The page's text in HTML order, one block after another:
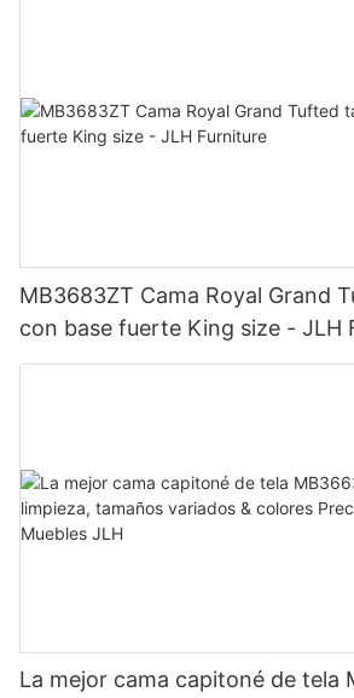
MB3683ZT Cama Royal Grand
con base fuerte King size - JLH
La mejor cama capitoné de tela